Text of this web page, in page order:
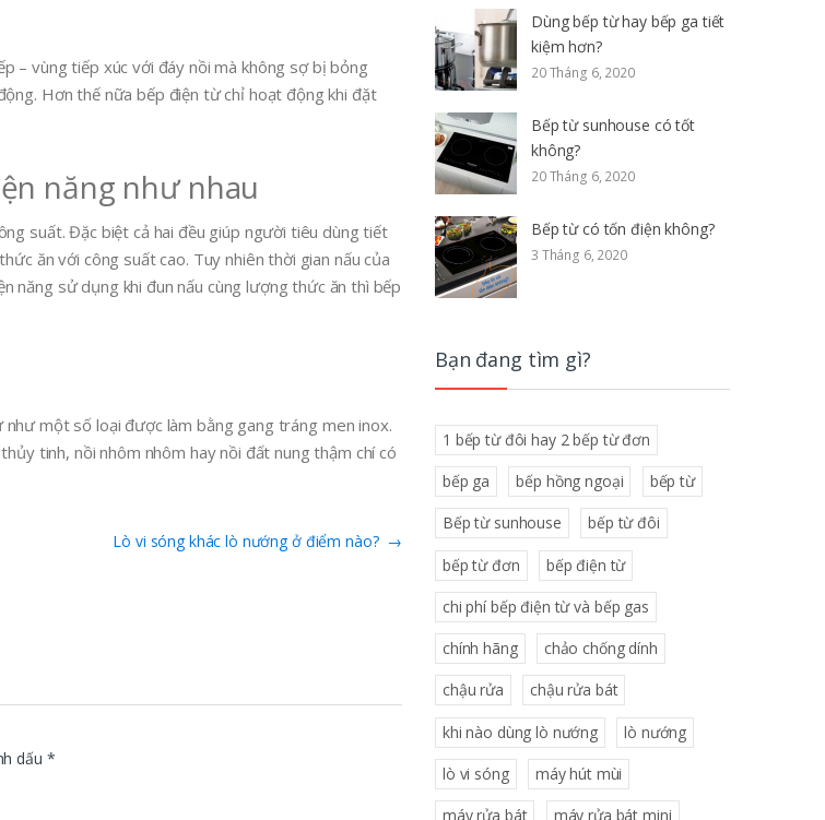
– vùng tiếp xúc với đáy nồi mà không sợ bị bỏng
Hơn thế nữa bếp điện từ chỉ hoạt động khi đặt
năng như nhau
suất. Đặc biệt cả hai đều giúp người tiêu dùng tiết
ăn với công suất cao. Tuy nhiên thời gian nấu của
năng sử dụng khi đun nấu cùng lượng thức ăn thì bếp
một số loại được làm bằng gang tráng men inox.
tinh, nồi nhôm nhôm hay nồi đất nung thậm chí có
Lò vi sóng khác lò nướng ở điểm nào? →
dấu *
Dùng bếp từ hay bếp ga tiết
kiệm hơn?
20 Tháng 6, 2020
Bếp từ sunhouse có tốt
không?
20 Tháng 6, 2020
Bếp từ có tốn điện không?
3 Tháng 6, 2020
Bạn đang tìm gì?
1 bếp từ đôi hay 2 bếp từ đơn
bếp ga bếp hồng ngoại bếp từ
Bếp từ sunhouse bếp từ đôi
bếp từ đơn bếp điện từ
chi phí bếp điện từ và bếp gas
chính hãng chảo chống dính
chậu rửa chậu rửa bát
khi nào dùng lò nướng lò nướng
lò vi sóng máy hút mùi
máy rửa bát máy rửa bát mini